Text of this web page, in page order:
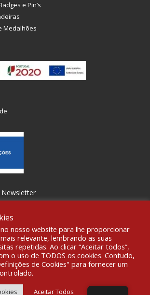
e Pin’s
Medalhões
Newsletter
Gravoplot-Gravação,Impressão e
Fibra Design.
nosso website para lhe proporcionar
relevante, lembrando as suas
repetidas. Ao clicar “Aceitar todos”,
o uso de TODOS os cookies. Contudo,
de Cookies" para fornecer um
Aceitar Todos